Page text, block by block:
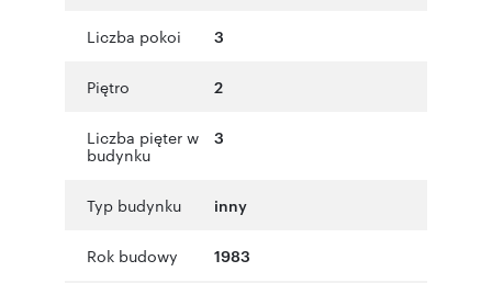
Liczba pokoi 3
Piętro 2
Liczba pięter w
budynku
3
Typ budynku inny
Rok budowy 1983